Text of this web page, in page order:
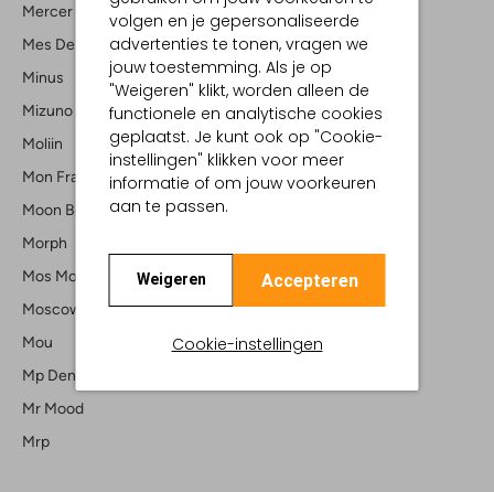
volgen en je gepersonaliseerde
advertenties te tonen, vragen we
jouw toestemming. Als je op
"Weigeren" klikt, worden alleen de
functionele en analytische cookies
geplaatst. Je kunt ook op "Cookie-
instellingen" klikken voor meer
informatie of om jouw voorkeuren
aan te passen.
Weigeren Accepteren
Cookie-instellingen
Mercer Amsterdam
Mes Demoiselles
Minus
Mizuno
Moliin
Mon Frac
Moon Boot
Morph
Mos Mosh
Moscow
Mou
Mp Denmark
Mr Mood
Mrp